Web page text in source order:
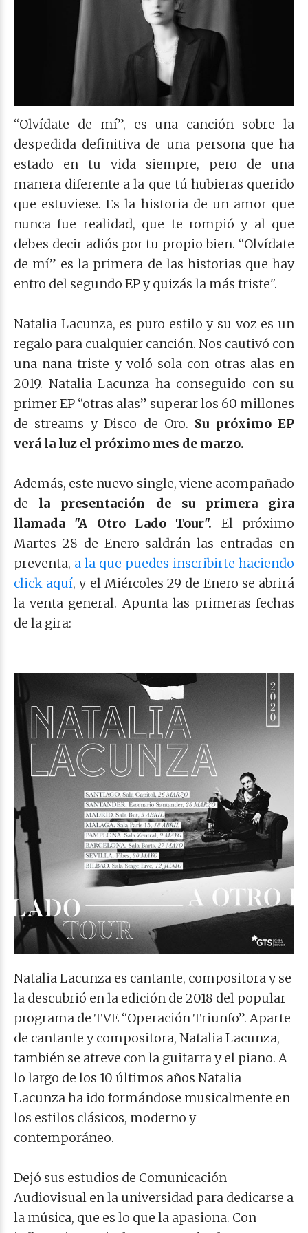
“Olvídate de mí”, es una canción sobre la
despedida definitiva de una persona que ha
estado en tu vida siempre, pero de una
manera diferente a la que tú hubieras querido
que estuviese. Es la historia de un amor que
nunca fue realidad, que te rompió y al que
debes decir adiós por tu propio bien. “Olvídate
de mí” es la primera de las historias que hay
entro del segundo EP y quizás la más triste".
Natalia Lacunza, es puro estilo y su voz es un
regalo para cualquier canción. Nos cautivó con
una nana triste y voló sola con otras alas en
2019. Natalia Lacunza ha conseguido con su
primer EP “otras alas” superar los 60 millones
de streams y Disco de Oro. Su próximo EP
verá la luz el próximo mes de marzo.
Además, este nuevo single, viene acompañado
de la presentación de su primera gira
llamada "A Otro Lado Tour". El próximo
Martes 28 de Enero saldrán las entradas en
preventa, a la que puedes inscribirte haciendo
click aquí, y el Miércoles 29 de Enero se abrirá
la venta general. Apunta las primeras fechas
de la gira:
Natalia Lacunza es cantante, compositora y se
la descubrió en la edición de 2018 del popular
programa de TVE “Operación Triunfo”. Aparte
de cantante y compositora, Natalia Lacunza,
también se atreve con la guitarra y el piano. A
lo largo de los 10 últimos años Natalia
Lacunza ha ido formándose musicalmente en
los estilos clásicos, moderno y
contemporáneo.
Dejó sus estudios de Comunicación
Audiovisual en la universidad para dedicarse a
la música, que es lo que la apasiona. Con